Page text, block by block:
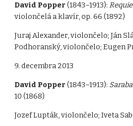
David Popper(1843–1913):
violončelá a klavír, op. 66 (1892)
Juraj Alexander, violončelo; Ján
Podhoranský, violončelo; Eugen
9. decembra 2013
David Popper (1843–1913):
10 (1868)
Jozef Lupták, violončelo; Iveta